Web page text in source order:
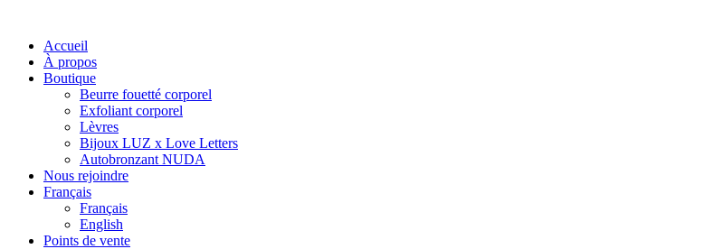
Accueil
À propos
Boutique
Beurre fouetté corporel
Exfoliant corporel
Lèvres
Bijoux LUZ x Love Letters
Autobronzant NUDA
Nous rejoindre
Français
Français
English
Points de vente